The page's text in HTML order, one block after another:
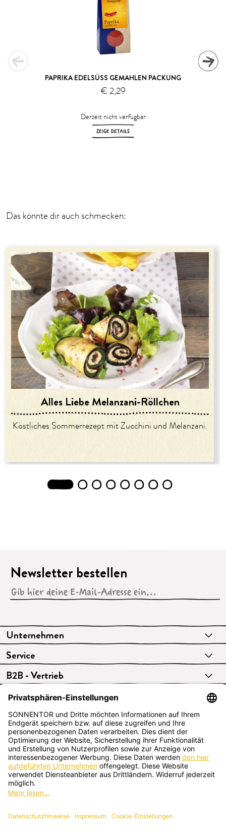
PAPRIKA EDELSÜSS GEMAHLEN PACKUNG
€ 2,29
Derzeit nicht verfügbar
ZEIGE DETAILS
Das könnte dir auch schmecken:
Alles Liebe Melanzani-Röllchen
Köstliches Sommerrezept mit Zucchini und Melanzani.
2 3 4 5 6 7 8
Unternehmen
Service
B2B - Vertrieb
Newsletter bestellen
Deutsch
SONNENTOR Kräuterhandels GMBH
Sprögnitz 10, 3913 Sprögnitz, Österreich